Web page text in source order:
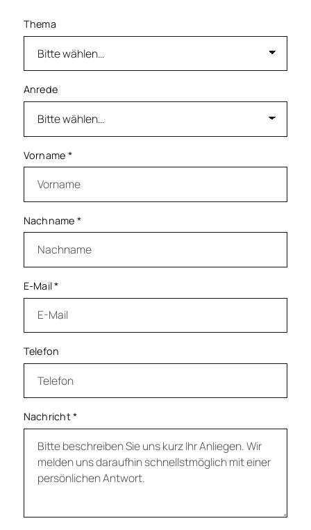
Thema
Anrede
Vorname *
Nachname *
E-Mail*
Telefon
Nachricht*